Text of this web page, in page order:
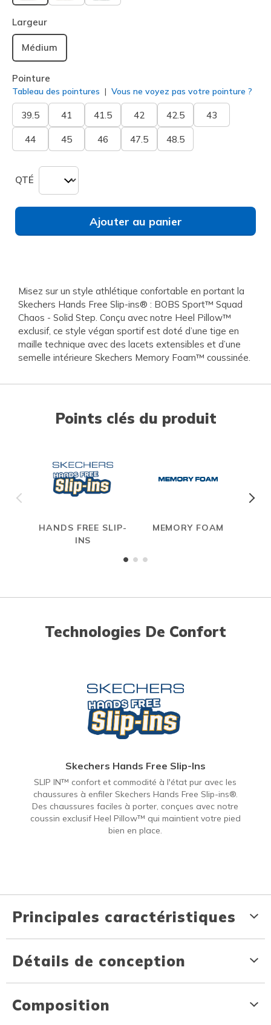
sélectionné
Largeur
Médium
Pointure
Tableau des pointures Vous ne voyez pas votre pointure ?
39.5 41 41.5 42 42.5 43
44 45 46 47.5 48.5
QTÉ
Ajouter au panier
Misez sur un style athlétique confortable en portant la
Skechers Hands Free Slip-ins® : BOBS Sport™ Squad
Chaos - Solid Step. Conçu avec notre Heel Pillow™
exclusif, ce style végan sportif est doté d’une tige en
maille technique avec des lacets extensibles et d’une
semelle intérieure Skechers Memory Foam™ coussinée.
Points clés du produit
HANDS FREE SLIP-
INS
MEMORY FOAM
Technologies De Confort
Skechers Hands Free Slip-Ins
SLIP IN™ confort et commodité à l'état pur avec les
chaussures à enfiler Skechers Hands Free Slip-ins®.
Des chaussures faciles à porter, conçues avec notre
coussin exclusif Heel Pillow™ qui maintient votre pied
bien en place.
Principales caractéristiques
Détails de conception
Composition